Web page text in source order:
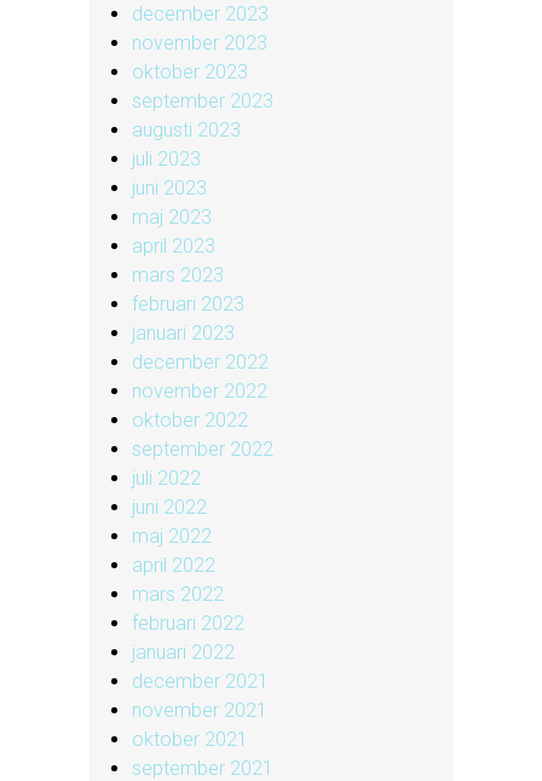
december 2023
november 2023
oktober 2023
september 2023
augusti 2023
juli 2023
juni 2023
maj 2023
april 2023
mars 2023
februari 2023
januari 2023
december 2022
november 2022
oktober 2022
september 2022
juli 2022
juni 2022
maj 2022
april 2022
mars 2022
februari 2022
januari 2022
december 2021
november 2021
oktober 2021
september 2021